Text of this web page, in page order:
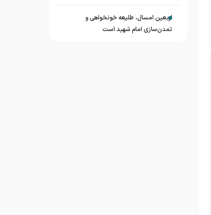
اربعین امسال، طلیعه خونخواهی و
تمدن‌سازی امام شهید است